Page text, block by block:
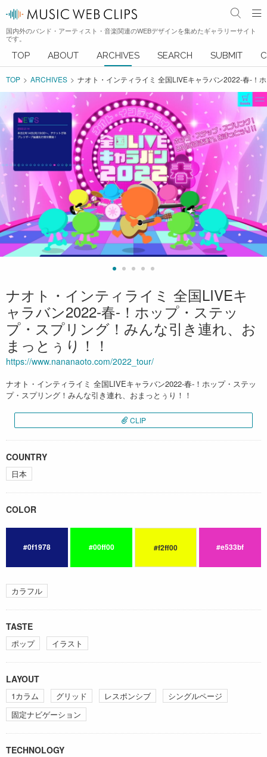
国内外のバンド・アーティスト・音楽関連のWEBデザインを集めたギャラリーサイト
です。
TOP ABOUT ARCHIVES SEARCH SUBMIT
TOP ARCHIVES ナオト・インティライミ 全国LIVEキャラバン2022-春-！
ナオト・インティライミ 全国LIVEキ
ャラバン2022-春-！ホップ・ステッ
プ・スプリング！みんな引き連れ、お
まっとぅり！！
https://www.nananaoto.com/2022_tour/
ナオト・インティライミ 全国LIVEキャラバン2022-春-！ホップ・ステッ
プ・スプリング！みんな引き連れ、おまっとぅり！！
CLIP
COUNTRY
日本
COLOR
#0f1978 #00ff00 #f2ff00 #e533bf
カラフル
TASTE
ポップ イラスト
LAYOUT
1カラム グリッド レスポンシブ
シングルページ
固定ナビゲーション
TECHNOLOGY